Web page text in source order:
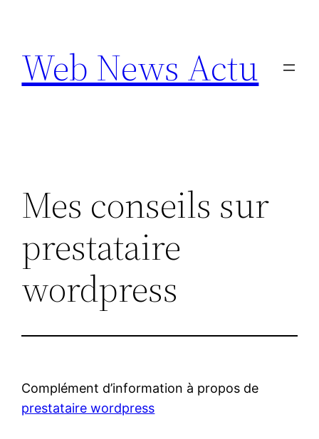
contenu
Web News Actu
Mes conseils sur
prestataire
wordpress
Complément d’information à propos de
prestataire wordpress